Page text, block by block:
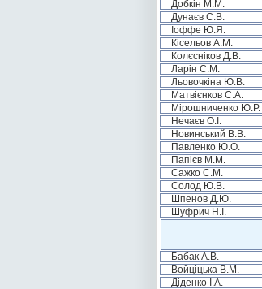
Добкін М.М.
Дунаєв С.В.
Іоффе Ю.Я.
Кісельов А.М.
Колєсніков Д.В.
Ларін С.М.
Льовочкіна Ю.В.
Матвієнков С.А.
Мірошниченко Ю.Р.
Нечаєв О.І.
Новинський В.В.
Павленко Ю.О.
Папієв М.М.
Сажко С.М.
Солод Ю.В.
Шпенов Д.Ю.
Шуфрич Н.І.
Бабак А.В.
Войціцька В.М.
Діденко І.А.